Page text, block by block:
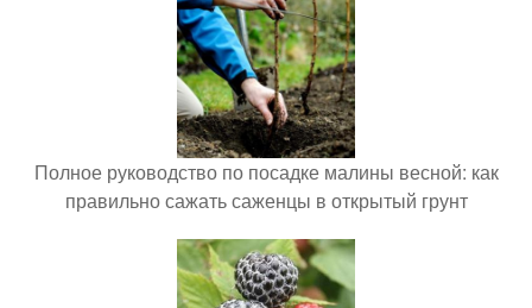
Полное руководство по посадке малины весной: как
правильно сажать саженцы в открытый грунт